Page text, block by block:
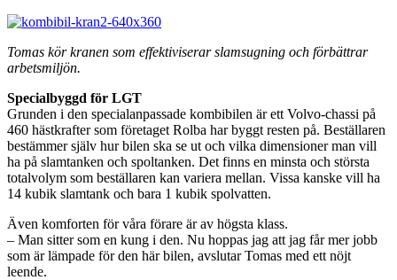
Tomas kör kranen som effektiviserar slamsugning och förbättrar
arbetsmiljön.
Specialbyggd för LGT
Grunden i den specialanpassade kombibilen är ett Volvo-chassi på
460 hästkrafter som företaget Rolba har byggt resten på. Beställaren
bestämmer själv hur bilen ska se ut och vilka dimensioner man vill
ha på slamtanken och spoltanken. Det finns en minsta och största
totalvolym som beställaren kan variera mellan. Vissa kanske vill ha
14 kubik slamtank och bara 1 kubik spolvatten.
Även komforten för våra förare är av högsta klass.
– Man sitter som en kung i den. Nu hoppas jag att jag får mer jobb
som är lämpade för den här bilen, avslutar Tomas med ett nöjt
leende.